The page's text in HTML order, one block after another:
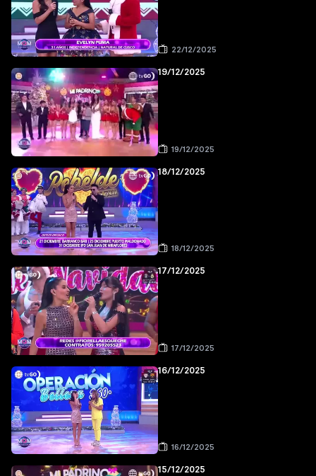
22/12/2025
19/12/2025
19/12/2025
18/12/2025
18/12/2025
17/12/2025
17/12/2025
16/12/2025
16/12/2025
15/12/2025